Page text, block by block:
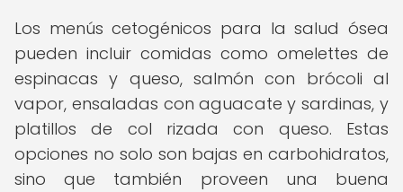
Los menús cetogénicos para la salud ósea
pueden incluir comidas como omelettes de
espinacas y queso, salmón con brócoli al
vapor, ensaladas con aguacate y sardinas, y
platillos de col rizada con queso. Estas
opciones no solo son bajas en carbohidratos,
sino que también proveen una buena